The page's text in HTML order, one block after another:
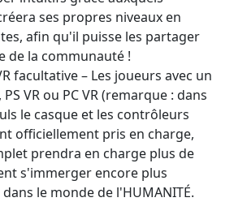
ses propres niveaux en
afin qu'il puisse les partager
de la communauté !
facultative – Les joueurs avec un
PS VR ou PC VR (remarque : dans
le casque et les contrôleurs
officiellement pris en charge,
prendra en charge plus de
s'immerger encore plus
le monde de l'HUMANITÉ.